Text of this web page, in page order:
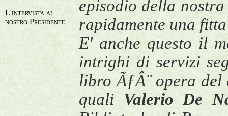
L'intervista al
nostro Presidente
episodio della
rapidamente una
E' anche questo il
intrighi di servizi
libro ÃƒÂ¨ opera
quali Valerio De